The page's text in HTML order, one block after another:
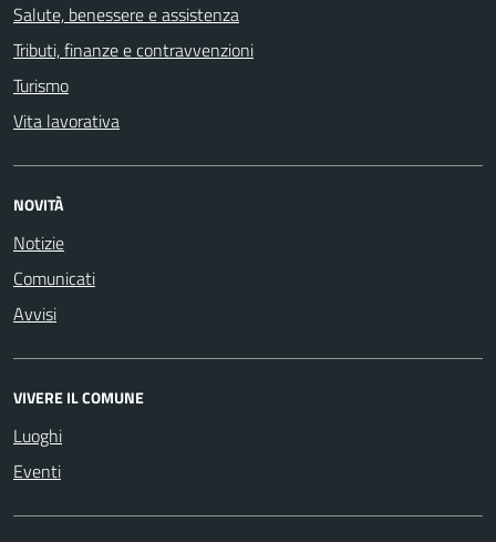
Salute, benessere e assistenza
Tributi, finanze e contravvenzioni
Turismo
Vita lavorativa
NOVITÀ
Notizie
Comunicati
Avvisi
VIVERE IL COMUNE
Luoghi
Eventi